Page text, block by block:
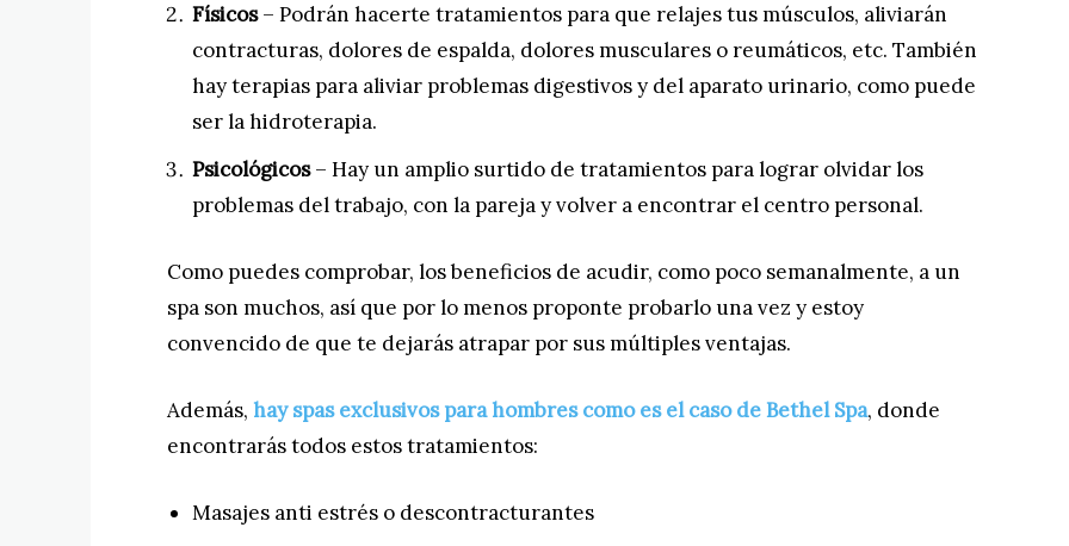
Físicos– Podrán hacerte tratamientos para que relajes tus músculos, aliviarán
contracturas, dolores de espalda, dolores musculares o reumáticos, etc. También
hay terapias para aliviar problemas digestivos y del aparato urinario, como puede
ser la hidroterapia.
Psicológicos– Hay un amplio surtido de tratamientos para lograr olvidar los
problemas del trabajo, con la pareja y volver a encontrar el centro personal.
Como puedes comprobar, los beneficios de acudir, como poco semanalmente, a un
spa son muchos, así que por lo menos proponte probarlo una vez y estoy
convencido de que te dejarás atrapar por sus múltiples ventajas.
Además, hay spas exclusivos para hombres como es el caso de Bethel Spa, donde
encontrarás todos estos tratamientos:
Masajes anti estrés o descontracturantes